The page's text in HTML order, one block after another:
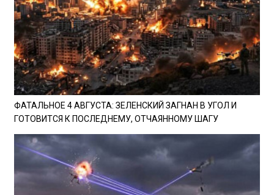
ФАТАЛЬНОЕ 4 АВГУСТА: ЗЕЛЕНСКИЙ ЗАГНАН В УГОЛ И
ГОТОВИТСЯ К ПОСЛЕДНЕМУ, ОТЧАЯННОМУ ШАГУ